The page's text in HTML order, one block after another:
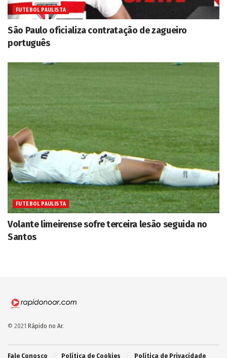
FUTEBOL PAULISTA
São Paulo oficializa contratação de zagueiro
português
FUTEBOL PAULISTA
Volante limeirense sofre terceira lesão seguida no
Santos
© 2021 Rápido no Ar.
Fale Conosco Política de Cookies Política de Privacidade